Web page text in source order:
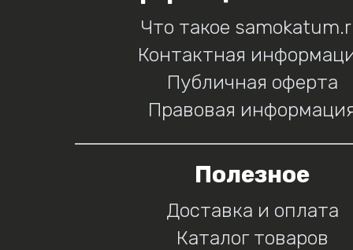
Что такое
Контактная
Публичная оферта
Правовая
Полезное
Доставка и оплата
Каталог товаров